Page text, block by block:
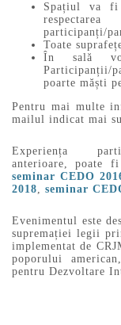
Spațiul va fi
participanți/
Toate
În sală
Participanții/
poarte măști
Pentru mai multe
mailul indicat mai
Experiența
anterioare, poate
seminar CEDO
2018, seminar
Evenimentul este
supremației legii
implementat de
poporului
pentru Dezvoltare